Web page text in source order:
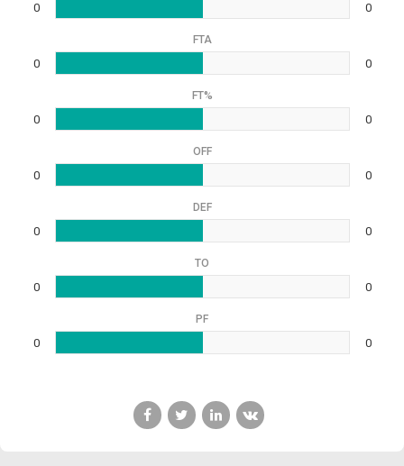
0 0
FTA
0 0
FT%
0 0
OFF
0 0
DEF
0 0
TO
0 0
PF
0 0